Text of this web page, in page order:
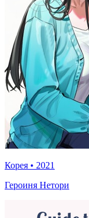
Корея • 2021
Героиня Нетори